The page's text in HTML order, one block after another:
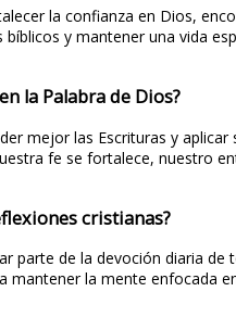
la confianza en Dios,
y mantener una vida
la Palabra de Dios?
mejor las Escrituras y aplicar
fe se fortalece, nuestro
cristianas?
parte de la devoción diaria
mantener la mente enfocada